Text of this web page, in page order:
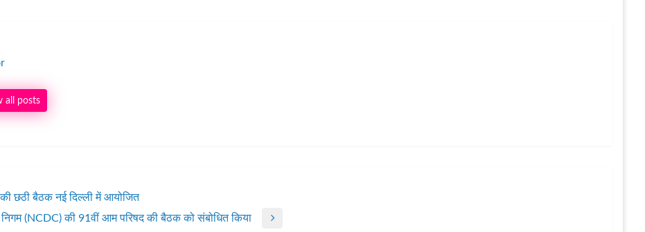
all posts
छठी बैठक नई दिल्ली में आयोजित
निगम (NCDC) की 91वीं आम परिषद की बैठक को संबोधित किया